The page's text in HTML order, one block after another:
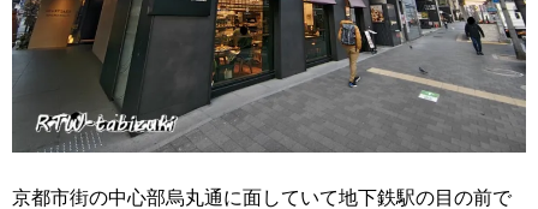
京都市街の中心部烏丸通に面していて地下鉄駅の目の前で